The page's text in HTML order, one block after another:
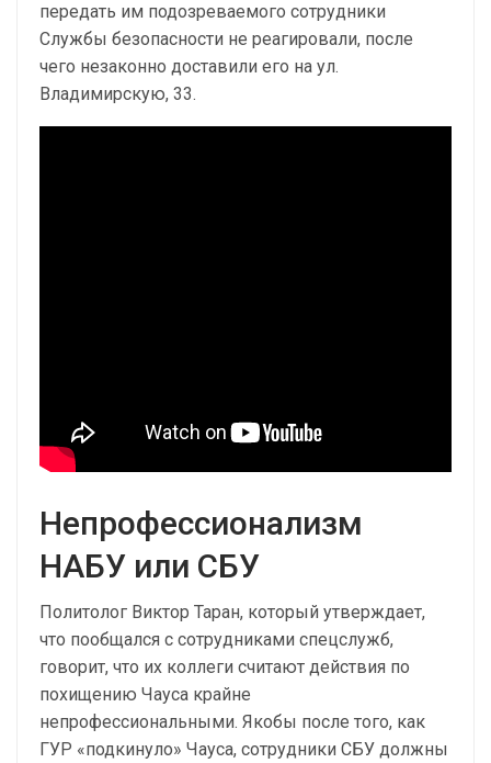
передать им подозреваемого сотрудники
Службы безопасности не реагировали, после
чего незаконно доставили его на ул.
Владимирскую, 33.
Непрофессионализм
НАБУ или СБУ
Политолог Виктор Таран, который утверждает,
что пообщался с сотрудниками спецслужб,
говорит, что их коллеги считают действия по
похищению Чауса крайне
непрофессиональными. Якобы после того, как
ГУР «подкинуло» Чауса, сотрудники СБУ должны